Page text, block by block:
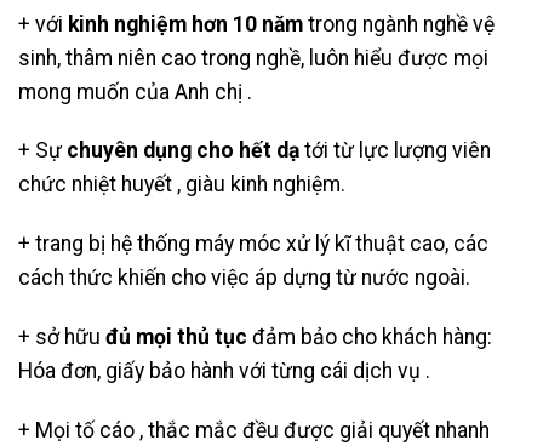
+ với kinh nghiệm hơn 10 năm trong ngành nghề vệ
sinh, thâm niên cao trong nghề, luôn hiểu được mọi
mong muốn của Anh chị .
+ Sự chuyên dụng cho hết dạ tới từ lực lượng viên
chức nhiệt huyết , giàu kinh nghiệm.
+ trang bị hệ thống máy móc xử lý kĩ thuật cao, các
cách thức khiến cho việc áp dựng từ nước ngoài.
+ sở hữu đủ mọi thủ tục đảm bảo cho khách hàng:
Hóa đơn, giấy bảo hành với từng cái dịch vụ .
+ Mọi tố cáo , thắc mắc đều được giải quyết nhanh